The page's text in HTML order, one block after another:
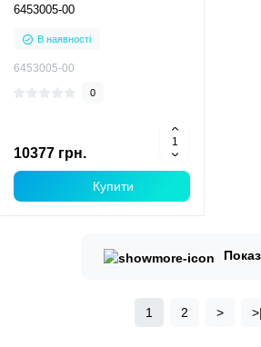
6453005-00
В наявності
6453005-00
0
10377 грн.
Купити
1 2 > >|